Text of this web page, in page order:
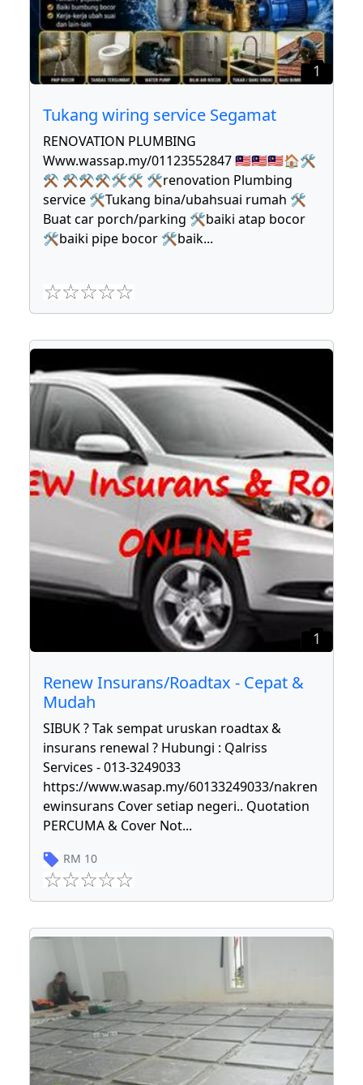
1
Tukang wiring service Segamat
RENOVATION PLUMBING
Www.wassap.my/01123552847 🇲🇾🇲🇾🇲🇾🏠🛠
⚒ ⚒⚒⚒🛠🛠 🛠renovation Plumbing
service 🛠Tukang bina/ubahsuai rumah 🛠
Buat car porch/parking 🛠baiki atap bocor
🛠baiki pipe bocor 🛠baik...
1
Renew Insurans/Roadtax - Cepat &
Mudah
SIBUK ? Tak sempat uruskan roadtax &
insurans renewal ? Hubungi : Qalriss
Services - 013-3249033
https://www.wasap.my/60133249033/nakren
ewinsurans Cover setiap negeri.. Quotation
PERCUMA & Cover Not...
RM 10